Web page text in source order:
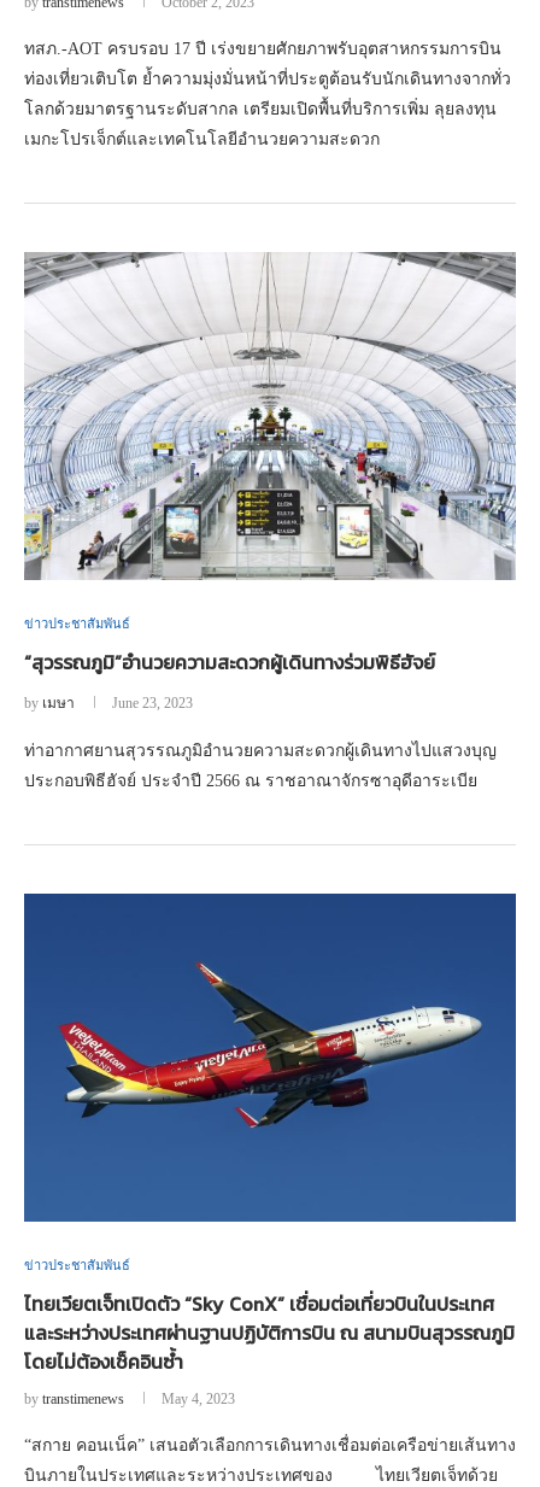
ทสภ.-AOT ครบรอบ 17 ปี เร่งขยายศักยภาพรับอุตสาหกรรมการบิน
ท่องเที่ยวเติบโต ย้ำความมุ่งมั่นหน้าที่ประตูต้อนรับนักเดินทางจากทั่ว
โลกด้วยมาตรฐานระดับสากล เตรียมเปิดพื้นที่บริการเพิ่ม ลุยลงทุน
เมกะโปรเจ็กต์และเทคโนโลยีอำนวยความสะดวก
ข่าวประชาสัมพันธ์
“สุวรรณภูมิ”อำนวยความสะดวกผู้เดินทางร่วมพิธีฮัจย์
by เมษา June 23, 2023
ท่าอากาศยานสุวรรณภูมิอำนวยความสะดวกผู้เดินทางไปแสวงบุญ
ประกอบพิธีฮัจย์ ประจำปี 2566 ณ ราชอาณาจักรซาอุดีอาระเบีย
ข่าวประชาสัมพันธ์
ไทยเวียตเจ็ทเปิดตัว “Sky ConX” เชื่อมต่อเที่ยวบินในประเทศ
และระหว่างประเทศผ่านฐานปฏิบัติการบิน ณ สนามบินสุวรรณภูมิ
โดยไม่ต้องเช็คอินซ้ำ
by transtimenews May 4, 2023
“สกาย คอนเน็ค” เสนอตัวเลือกการเดินทางเชื่อมต่อเครือข่ายเส้นทาง
บินภายในประเทศและระหว่างประเทศของ ไทยเวียตเจ็ทด้วย